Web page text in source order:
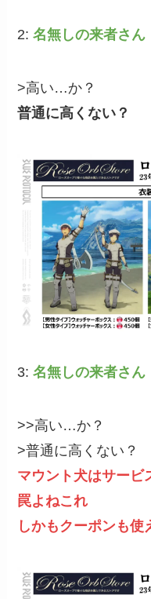
2:名無しの来者さん
>高い…か？
普通に高くない？
3:名無しの来者さん
>>高い…か？
>普通に高くない？
マウント犬はサービ
罠よねこれ
しかもクーポンも使